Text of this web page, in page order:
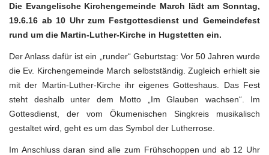
Luther-
Kirche
–
Gemeindefest
March
Die Evangelische Kirchengemeinde March lädt am Sonntag,
19.6.16 ab 10 Uhr zum Fest­gottesdienst und Gemeindefest
rund um die Martin-Luther-Kirche in Hugstetten ein.
Der Anlass dafür ist ein „runder“ Geburtstag: Vor 50 Jahren wurde
die Ev. Kirchengemeinde March selbstständig. Zugleich erhielt sie
mit der Martin-Luther-Kirche ihr eigenes Gotteshaus. Das Fest
steht deshalb unter dem Motto „Im Glauben wachsen“. Im
Gottesdienst, der vom Ökumenischen Singkreis musikalisch
gestaltet wird, geht es um das Symbol der Lutherrose.
Im Anschluss daran sind alle zum Frühschoppen und ab 12 Uhr